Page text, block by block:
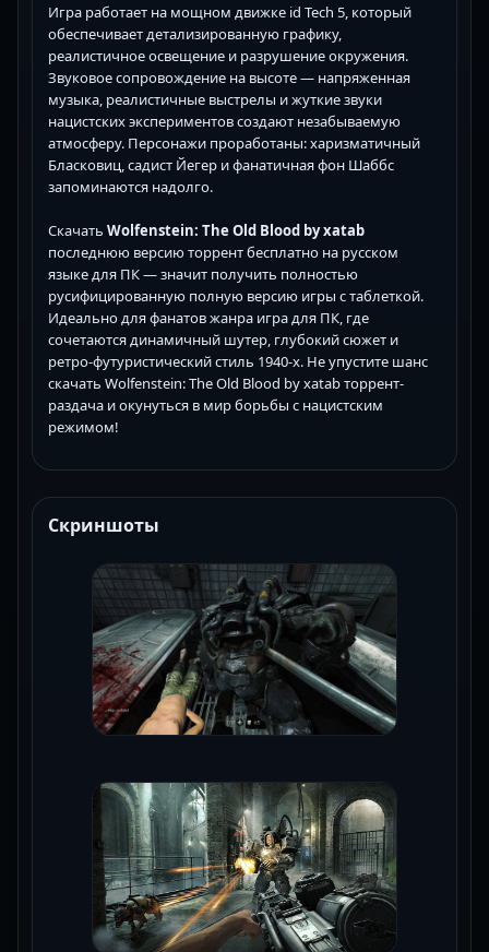
Игра работает на мощном движке id Tech 5, который
обеспечивает детализированную графику,
реалистичное освещение и разрушение окружения.
Звуковое сопровождение на высоте — напряженная
музыка, реалистичные выстрелы и жуткие звуки
нацистских экспериментов создают незабываемую
атмосферу. Персонажи проработаны: харизматичный
Бласковиц, садист Йегер и фанатичная фон Шаббс
запоминаются надолго.
Скачать Wolfenstein: The Old Blood by xatab
последнюю версию торрент бесплатно на русском
языке для ПК — значит получить полностью
русифицированную полную версию игры с таблеткой.
Идеально для фанатов жанра игра для ПК, где
сочетаются динамичный шутер, глубокий сюжет и
ретро-футуристический стиль 1940-х. Не упустите шанс
скачать Wolfenstein: The Old Blood by xatab торрент-
раздача и окунуться в мир борьбы с нацистским
режимом!
Скриншоты